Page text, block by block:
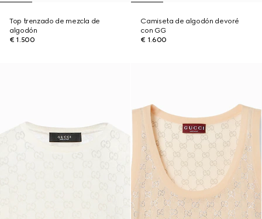
Top trenzado de mezcla de
algodón
€ 1.500
Camiseta de algodón devoré
con GG
€ 1.600